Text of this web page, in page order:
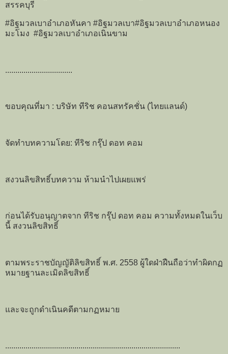
สรรคบุรี
#อิฐมวลเบาอำเภอหันคา #อิฐมวลเบา#อิฐมวลเบาอำเภอหนอง
มะโมง #อิฐมวลเบาอำเภอเนินขาม
.................................
ขอบคุณที่มา : บริษัท ทีริช คอนสทรัคชั่น (ไทยแลนด์)
จัดทำบทความโดย: ทีริช กรุ๊ป ดอท คอม
สงวนลิขสิทธิ์บทความ ห้ามนำไปเผยแพร่
ก่อนได้รับอนุญาตจาก ทีริช กรุ๊ป ดอท คอม ความทั้งหมดในเว็บ
นี้ สงวนลิขสิทธิ์
ตามพระราชบัญญัติลิขสิทธิ์ พ.ศ. 2558 ผู้ใดฝ่าฝืนถือว่าทำผิดกฏ
หมายฐานละเมิดลิขสิทธิ์
และจะถูกดำเนินคดีตามกฏหมาย
......................................................................................